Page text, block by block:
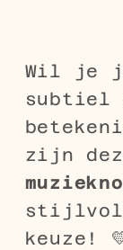
Wil je
subtiel
zijn
keuze!